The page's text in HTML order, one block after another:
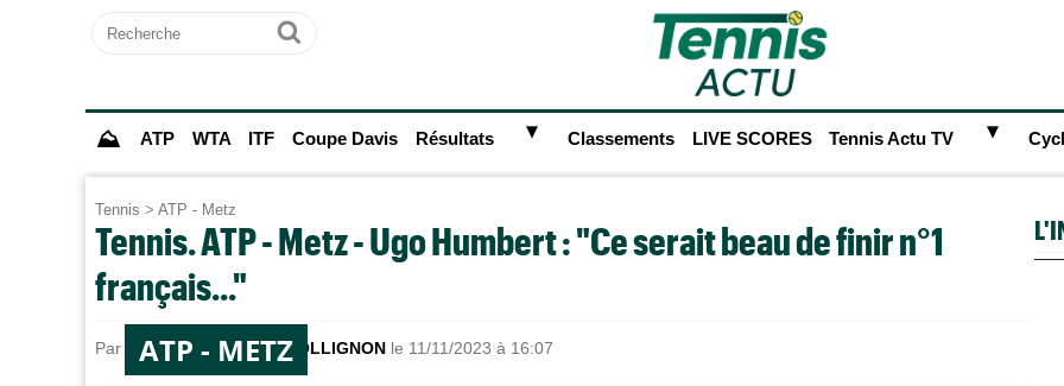
Recherche
Ok
⛰ ATP WTA ITF Coupe Davis Résultats ► Classements LIVE SCORES Tennis Actu TV ►
Tennis > ATP - Metz
Tennis. ATP - Metz - Ugo Humbert : "Ce serait beau de finir n°1
français..."
Par Timothée THOMAS-COLLIGNON le 11/11/2023 à 16:07
ATP - METZ